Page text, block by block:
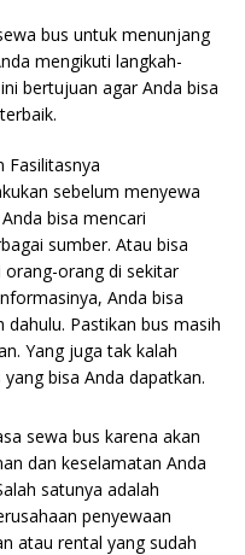
bus untuk menunjang
mengikuti langkah-
bertujuan agar Anda bisa
Fasilitasnya
sebelum menyewa
bisa mencari
sumber. Atau bisa
orang di sekitar
Anda bisa
Pastikan bus masih
Yang juga tak kalah
bisa Anda dapatkan.
sewa bus karena akan
dan keselamatan Anda
satunya adalah
penyewaan
atau rental yang sudah